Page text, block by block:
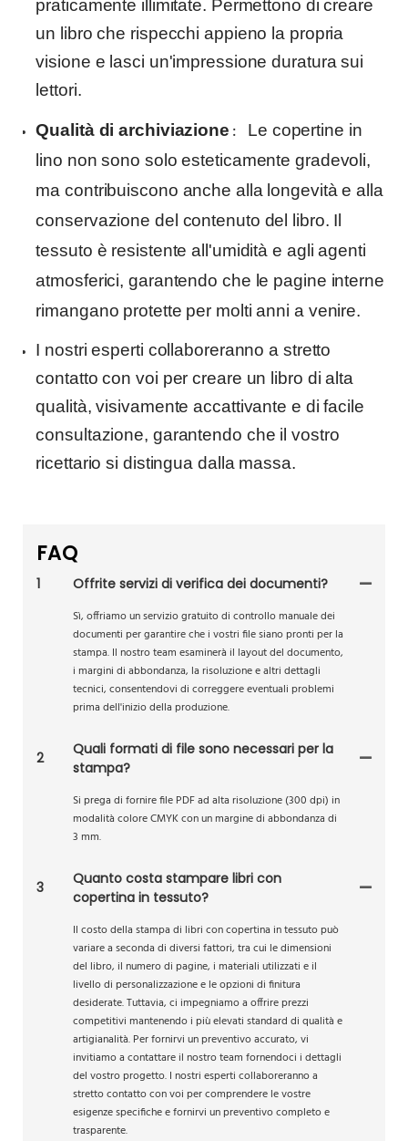
praticamente illimitate. Permettono di creare
un libro che rispecchi appieno la propria
visione e lasci un'impressione duratura sui
lettori.
Qualità di archiviazione :
Le copertine in
lino non sono solo esteticamente gradevoli,
ma contribuiscono anche alla longevità e alla
conservazione del contenuto del libro. Il
tessuto è resistente all'umidità e agli agenti
atmosferici, garantendo che le pagine interne
rimangano protette per molti anni a venire.
I nostri esperti collaboreranno a stretto
contatto con voi per creare un libro di alta
qualità, visivamente accattivante e di facile
consultazione, garantendo che il vostro
ricettario si distingua dalla massa.
FAQ
1
Offrite servizi di verifica dei documenti?
Sì, offriamo un servizio gratuito di controllo manuale dei
documenti per garantire che i vostri file siano pronti per la
stampa. Il nostro team esaminerà il layout del documento,
i margini di abbondanza, la risoluzione e altri dettagli
tecnici, consentendovi di correggere eventuali problemi
prima dell'inizio della produzione.
2
Quali formati di file sono necessari per la
stampa?
Si prega di fornire file PDF ad alta risoluzione (300 dpi) in
modalità colore CMYK con un margine di abbondanza di
3 mm.
3
Quanto costa stampare libri con
copertina in tessuto?
Il costo della stampa di libri con copertina in tessuto può
variare a seconda di diversi fattori, tra cui le dimensioni
del libro, il numero di pagine, i materiali utilizzati e il
livello di personalizzazione e le opzioni di finitura
desiderate. Tuttavia, ci impegniamo a offrire prezzi
competitivi mantenendo i più elevati standard di qualità e
artigianalità. Per fornirvi un preventivo accurato, vi
invitiamo a contattare il nostro team fornendoci i dettagli
del vostro progetto. I nostri esperti collaboreranno a
stretto contatto con voi per comprendere le vostre
esigenze specifiche e fornirvi un preventivo completo e
trasparente.